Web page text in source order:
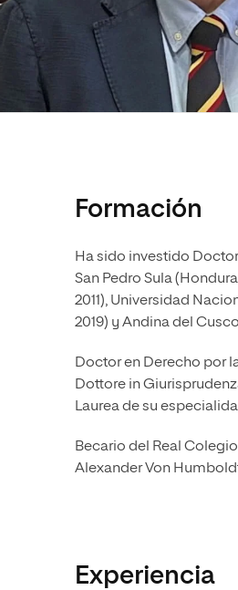
Diseño
Ciencias de la Salud
Ciencias Sociales
Humanidades
Ingeniería y
Ciencias de la Salud
Ciencias Sociales
Formación
Ha sido investido
San Pedro Sula
2011), Universidad
2019) y Andina del Cusco
Doctor en Derecho por
Dottore in
Laurea de su
Becario del Real
Alexander Von
Experiencia